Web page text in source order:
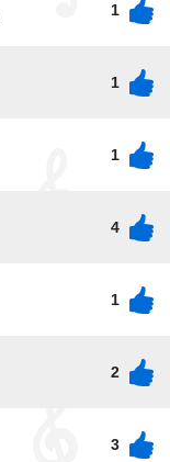
1
1
1
4
1
2
3